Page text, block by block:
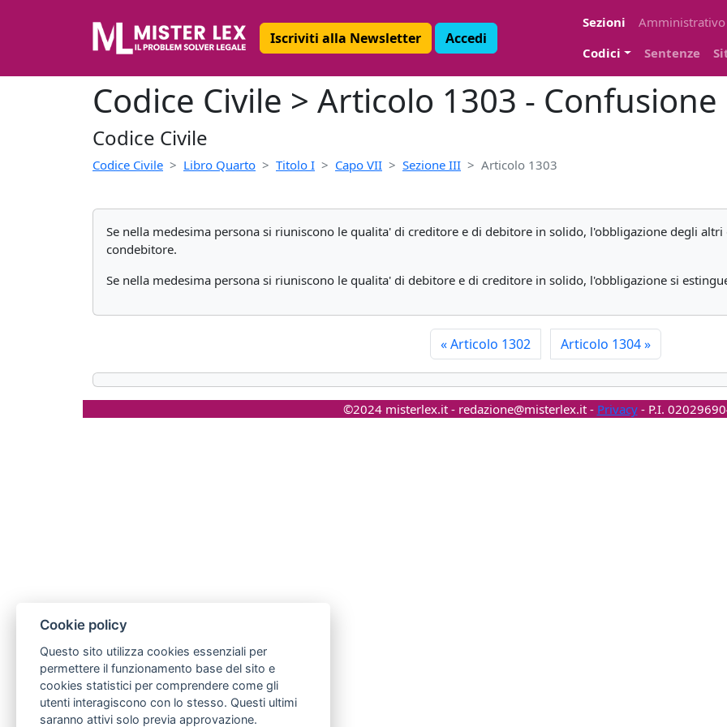
Iscriviti alla Newsletter Accedi
Sezioni
Amministrativo
Codici
Sentenze
Codice Civile > Articolo 1303 - Confusione
Codice Civile
Codice Civile Libro Quarto Titolo I Capo VII Sezione III Articolo 1303
Se nella medesima persona si riuniscono le qualita' di creditore e di debitore in solido, l'obbligazione degli
condebitore.
Se nella medesima persona si riuniscono le qualita' di debitore e di creditore in solido, l'obbligazione si
«Articolo 1302 Articolo 1304»
©2024 misterlex.it - redazione@misterlex.it- Privacy- P.I.
Cookie policy
Questo sito utilizza cookies essenziali per
permettere il funzionamento base del sito e
cookies statistici per comprendere come gli
utenti interagiscono con lo stesso. Questi ultimi
saranno attivi solo previa approvazione.